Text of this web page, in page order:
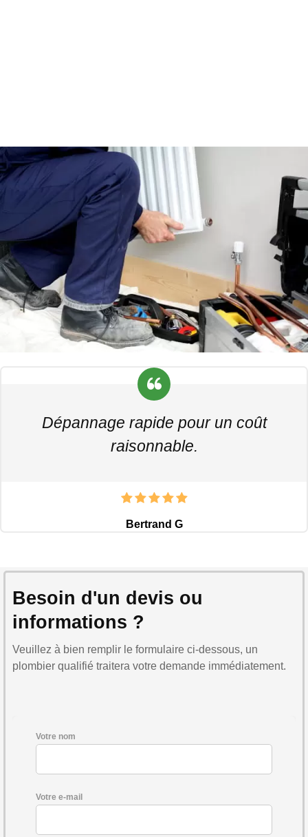
Dépannage rapide pour un coût
raisonnable.
Bertrand G
Besoin d'un devis ou
informations ?
Veuillez à bien remplir le formulaire ci-dessous, un
plombier qualifié traitera votre demande immédiatement.
Votre nom
Votre e-mail